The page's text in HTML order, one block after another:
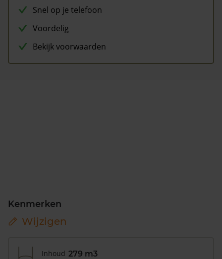
Snel op je telefoon
Voordelig
Bekijk voorwaarden
Kenmerken
Wijzigen
Inhoud 279 m3